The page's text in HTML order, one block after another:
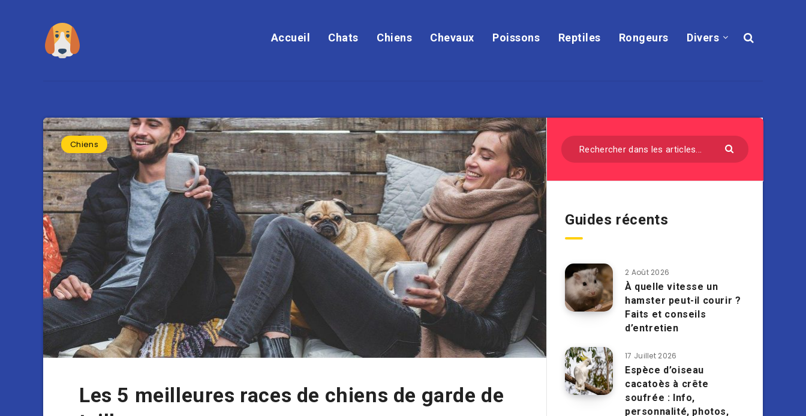
Accueil Chats Chiens Chevaux Poissons Reptiles Rongeurs Divers
Chiens
Les 5 meilleures races de chiens de garde de
Guides récents
2 Août 2026
À quelle vitesse un
hamster peut-il courir ?
Faits et conseils
d’entretien
17 Juillet 2026
Espèce d’oiseau
cacatoès à crête
soufrée : Info,
personnalité, photos,